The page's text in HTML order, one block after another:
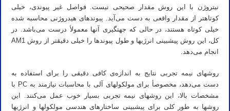
نیتروژن با این روش مقدار صحیحی نیست. فواصل غیر پیوندی، خیلی
کوتاهتر از مقدار واقعی به دست می‌آید. پیوندهای هیدروژنی محاسبه شده
خیلی کوتاه هستند، در حالی که جهتگیری آنها معمولأ درست می‌باشد. در
کل، این روش پیشبینی انرژیها و طول پیوندها را خیلی دقیقتر از روش AM1
انجام می‌دهد.
روشهای نیمه تجربی نتایج به اندازه‌ی کافی دقیقی را برای استفاده به
دست می‌دهد، مخصوصأ برای مولکولهای آلی با محاسبات نیازمند به PC با
مشخصات بالا، این روشهای نیمه تجربی بسیار خوب عمل می‌کنند. این
روشها به طور کلی برای پیشبینی ساختارهای هندسی مولکولها و انرژیها